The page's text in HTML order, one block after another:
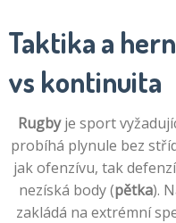
Taktika a
vs kontinuita
Rugbyje sport
probíhá plynule bez
jak ofenzívu, tak
nezíská body (pětka).
zakládá na extrémní